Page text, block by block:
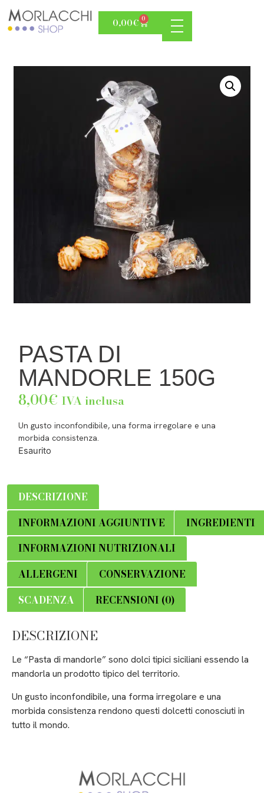
0,00€ 0
PASTA DI
MANDORLE 150G
8,00€ IVA inclusa
Un gusto inconfondibile, una forma irregolare e una
morbida consistenza.
Esaurito
DESCRIZIONE
INFORMAZIONI AGGIUNTIVE
INGREDIENTI
INFORMAZIONI NUTRIZIONALI
ALLERGENI
CONSERVAZIONE
SCADENZA
RECENSIONI (0)
DESCRIZIONE
Le “Pasta di mandorle” sono dolci tipici siciliani essendo la
mandorla un prodotto tipico del territorio.
Un gusto inconfondibile, una forma irregolare e una
morbida consistenza rendono questi dolcetti conosciuti in
tutto il mondo.